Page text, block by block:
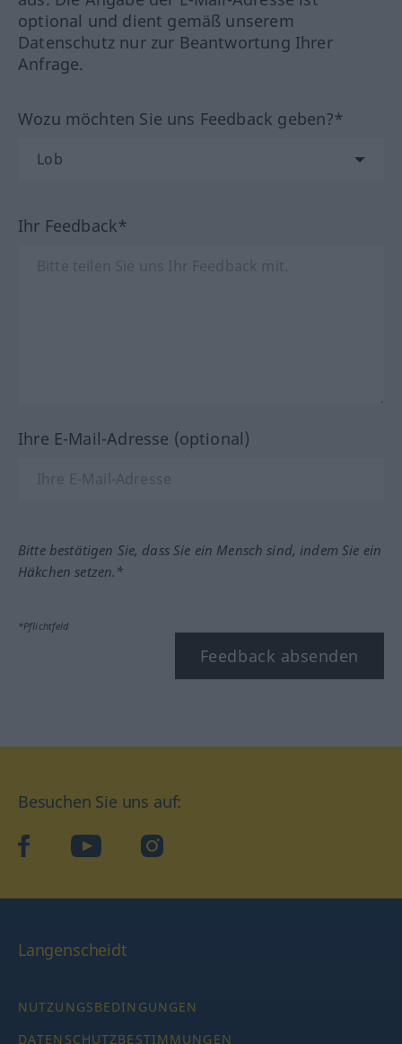
optional und dient gemäß unserem
Datenschutz nur zur Beantwortung Ihrer
Anfrage.
Wozu möchten Sie uns Feedback geben?*
Ihr Feedback*
Ihre E-Mail-Adresse (optional)
Bitte bestätigen Sie, dass Sie ein Mensch sind, indem Sie ein
Häkchen setzen.*
*Pflichtfeld
Feedback absenden
Besuchen Sie uns auf:
facebookYouTube Instagram
Langenscheidt
NUTZUNGSBEDINGUNGEN
DATENSCHUTZBESTIMMUNGEN